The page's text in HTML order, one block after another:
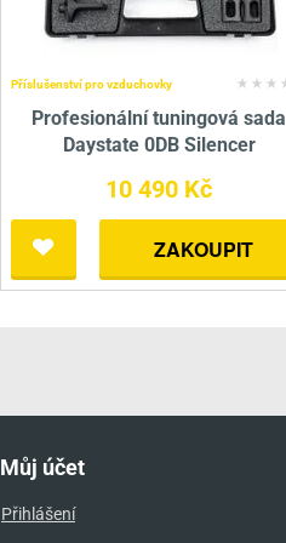
Příslušenství pro vzduchovky
Profesionální tuningová sada
Daystate 0DB Silencer
10 490 Kč
ZAKOUPIT
Můj účet
Přihlášení